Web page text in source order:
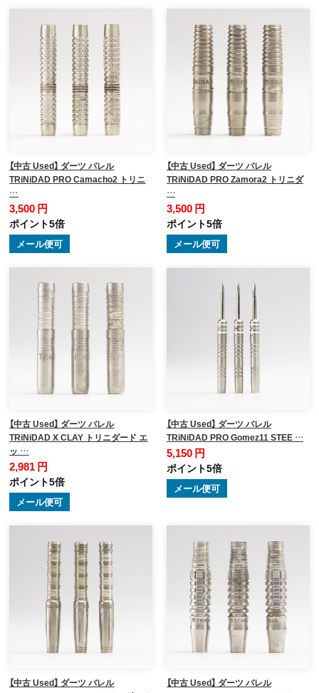
【中古 Used】 ダーツ バレル
TRiNiDAD PRO Camacho2 トリニ
…
3,500 円
ポイント5倍
メール便可
【中古 Used】 ダーツ バレル
TRiNiDAD PRO Zamora2 トリニダ
…
3,500 円
ポイント5倍
メール便可
【中古 Used】 ダーツ バレル
TRiNiDAD X CLAY トリニダード エ
ッ …
2,981 円
ポイント5倍
メール便可
【中古 Used】 ダーツ バレル
TRiNiDAD PRO Gomez11 STEE …
5,150 円
ポイント5倍
メール便可
【中古 Used】 ダーツ バレル
【中古 Used】 ダーツ バレル